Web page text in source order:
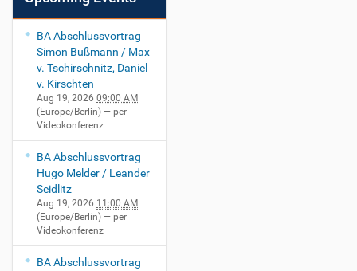
BA Abschlussvortrag
Simon Bußmann / Max
v. Tschirschnitz, Daniel
v. Kirschten
Aug 19, 2026 09:00 AM
(Europe/Berlin) — per
Videokonferenz
BA Abschlussvortrag
Hugo Melder / Leander
Seidlitz
Aug 19, 2026 11:00 AM
(Europe/Berlin) — per
Videokonferenz
BA Abschlussvortrag